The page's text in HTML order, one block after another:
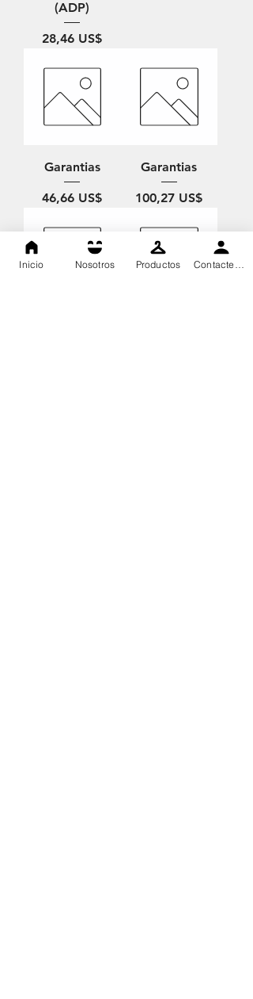
(ADP)
Precio
28,46 US$
Garantias
Precio
46,66 US$
Garantias
Precio
100,27 US$
Inicio Nosotros Productos